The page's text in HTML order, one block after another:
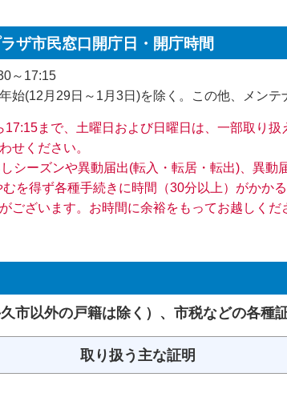
ザ市民窓口開庁日・開庁時間
～17:15
始(12月29日～1月3日)を除く。この他、メンテ
17:15まで、土曜日および日曜日は、一部取り
せください。
シーズンや異動届出(転入・転居・転出)、異動
を得ず各種手続きに時間（30分以上）がかか
ございます。お時間に余裕をもってお越しくだ
市以外の戸籍は除く）、市税などの各種
取り扱う主な証明